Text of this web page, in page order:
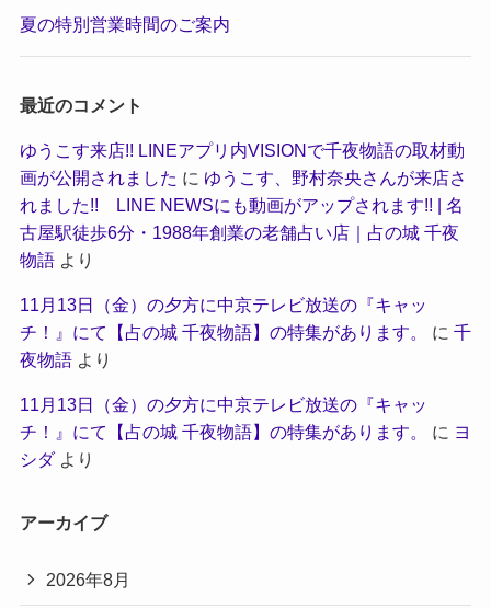
夏の特別営業時間のご案内
最近のコメント
ゆうこす来店!! LINEアプリ内VISIONで千夜物語の取材動
画が公開されました に ゆうこす、野村奈央さんが来店さ
れました!! LINE NEWSにも動画がアップされます!! | 名
古屋駅徒歩6分・1988年創業の老舗占い店｜占の城 千夜
物語より
11月13日（金）の夕方に中京テレビ放送の『キャッ
チ！』にて【占の城 千夜物語】の特集があります。
に 千
夜物語より
11月13日（金）の夕方に中京テレビ放送の『キャッ
チ！』にて【占の城 千夜物語】の特集があります。
に ヨ
シダより
アーカイブ
2026年8月